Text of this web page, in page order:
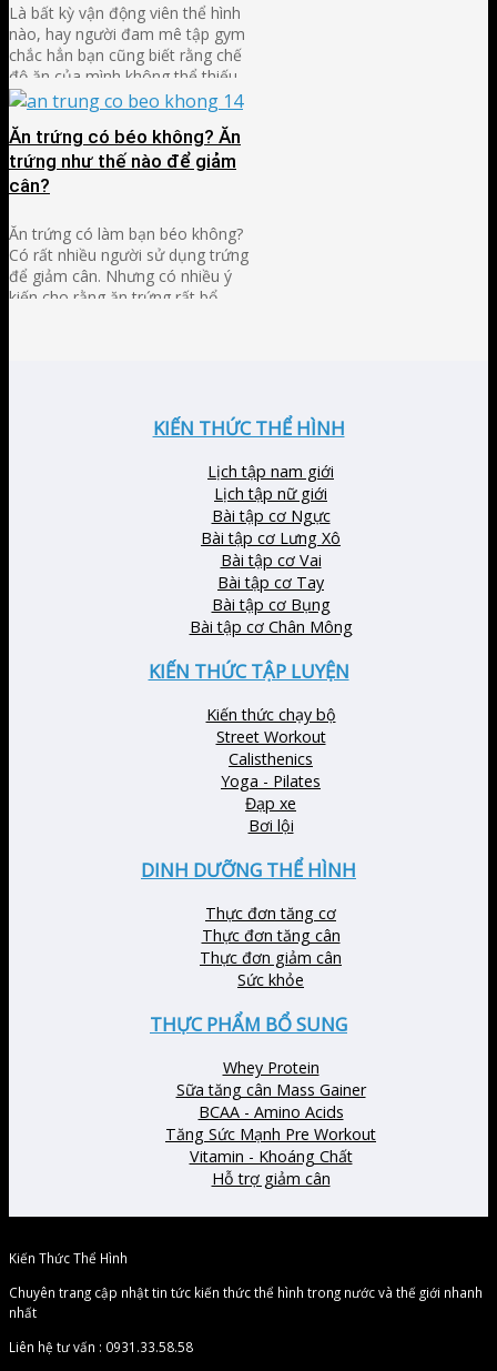
Là bất kỳ vận động viên thể hình
nào, hay người đam mê tập gym
chắc hẳn bạn cũng biết rằng chế
độ ăn của mình không thể thiếu
protein. Chất này đóng vai trò cực
kỳ quan trọng trong việc xây dựng
cơ bắp ở các vận động viên và là
sự lựa chọn …
Ăn trứng có béo không? Ăn
trứng như thế nào để giảm
cân?
Ăn trứng có làm bạn béo không?
Có rất nhiều người sử dụng trứng
để giảm cân. Nhưng có nhiều ý
kiến ​​cho rằng ăn trứng rất bổ
KIẾN THỨC THỂ HÌNH
Lịch tập nam giới
Lịch tập nữ giới
Bài tập cơ Ngực
Bài tập cơ Lưng Xô
Bài tập cơ Vai
Bài tập cơ Tay
Bài tập cơ Bụng
Bài tập cơ Chân Mông
KIẾN THỨC TẬP LUYỆN
Kiến thức chạy bộ
Street Workout
Calisthenics
Yoga - Pilates
Đạp xe
Bơi lội
DINH DƯỠNG THỂ HÌNH
Thực đơn tăng cơ
Thực đơn tăng cân
Thực đơn giảm cân
Sức khỏe
THỰC PHẨM BỔ SUNG
Whey Protein
Sữa tăng cân Mass Gainer
BCAA - Amino Acids
Tăng Sức Mạnh Pre Workout
Vitamin - Khoáng Chất
Hỗ trợ giảm cân
Kiến Thức Thể Hình
Chuyên trang cập nhật tin tức kiến thức thể hình trong nước và thế giới nhanh
nhất
Liên hệ tư vấn : 0931.33.58.58